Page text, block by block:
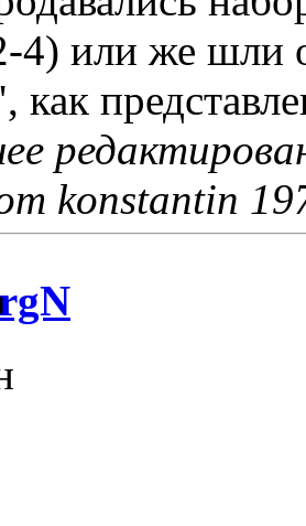
4) или же шли
как
konstantin